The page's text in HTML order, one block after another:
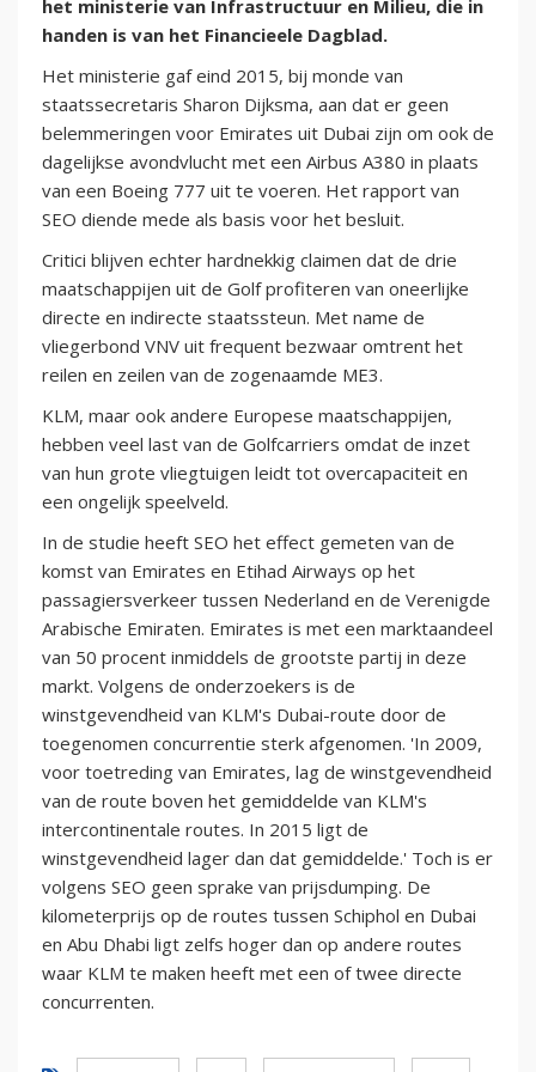
het ministerie van Infrastructuur en Milieu, die in
handen is van het Financieele Dagblad.
Het ministerie gaf eind 2015, bij monde van
staatssecretaris Sharon Dijksma, aan dat er geen
belemmeringen voor Emirates uit Dubai zijn om ook de
dagelijkse avondvlucht met een Airbus A380 in plaats
van een Boeing 777 uit te voeren. Het rapport van
SEO diende mede als basis voor het besluit.
Critici blijven echter hardnekkig claimen dat de drie
maatschappijen uit de Golf profiteren van oneerlijke
directe en indirecte staatssteun. Met name de
vliegerbond VNV uit frequent bezwaar omtrent het
reilen en zeilen van de zogenaamde ME3.
KLM, maar ook andere Europese maatschappijen,
hebben veel last van de Golfcarriers omdat de inzet
van hun grote vliegtuigen leidt tot overcapaciteit en
een ongelijk speelveld.
In de studie heeft SEO het effect gemeten van de
komst van Emirates en Etihad Airways op het
passagiersverkeer tussen Nederland en de Verenigde
Arabische Emiraten. Emirates is met een marktaandeel
van 50 procent inmiddels de grootste partij in deze
markt. Volgens de onderzoekers is de
winstgevendheid van KLM's Dubai-route door de
toegenomen concurrentie sterk afgenomen. 'In 2009,
voor toetreding van Emirates, lag de winstgevendheid
van de route boven het gemiddelde van KLM's
intercontinentale routes. In 2015 ligt de
winstgevendheid lager dan dat gemiddelde.' Toch is er
volgens SEO geen sprake van prijsdumping. De
kilometerprijs op de routes tussen Schiphol en Dubai
en Abu Dhabi ligt zelfs hoger dan op andere routes
waar KLM te maken heeft met een of twee directe
concurrenten.